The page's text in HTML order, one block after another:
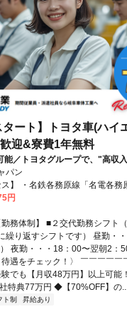
タート】トヨタ車(ハイ
迎&寮費1年無料
能／トヨタグループで、"高収
れる！
パン
沼」駅 車10分 ※名古屋駅まで
す
円
務体制】 ■２交代勤務シフト（
繰り返すシフトです） 昼勤・
夜勤・・・18：00〜翌朝2：
遇をチェック！〉 ￣￣￣￣￣
でも【月収48万円】以上可能
特典77万円 ◆【70%OFF】の
ト制 昇給あり